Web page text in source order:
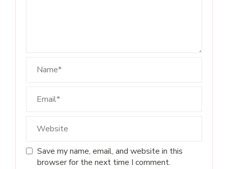
Save my name, email, and website in this
browser for the next time I comment.